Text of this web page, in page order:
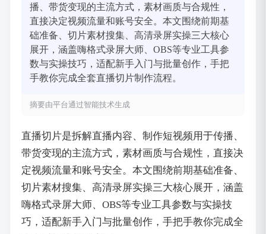
播、带货变现的主流方式，素材画质与合规性，
直接决定视频流量和账号安全。本文围绕前期基
础准备、切片素材搜集、高清录屏实操三大核心
展开，涵盖嗨格式录屏大师、OBS等专业工具参
数与实操技巧，适配新手入门与批量创作，手把
手教你完成全套直播切片制作流程。
摘要由平台通过智能技术生成
直播切片是拆解直播内容、制作短视频用于传播、
带货变现的主流方式，素材画质与合规性，直接决
定视频流量和账号安全。本文围绕前期基础准备、
切片素材搜集、高清录屏实操三大核心展开，涵盖
嗨格式录屏大师、OBS等专业工具参数与实操技
巧，适配新手入门与批量创作，手把手教你完成全